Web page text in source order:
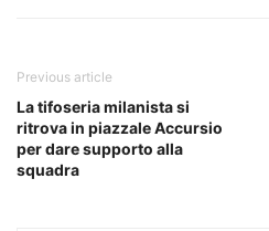
Previous article
La tifoseria milanista si
ritrova in piazzale Accursio
per dare supporto alla
squadra